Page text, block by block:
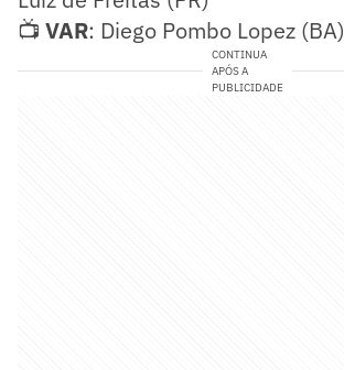
📺 VAR: Diego Pombo Lopez (BA)
CONTINUA
APÓS A
PUBLICIDADE